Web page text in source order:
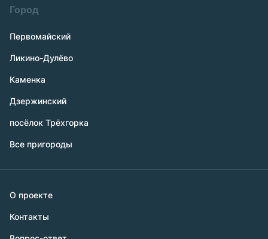
Город
Первомайский
Ликино-Дулёво
Каменка
Дзержинский
посёлок Трёхгорка
Все пригороды
О проекте
Контакты